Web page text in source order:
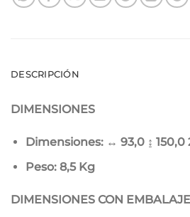
DESCRIPCIÓN
DIMENSIONES
Dimensiones: ↔ 93,0 ↨ 150,0
Peso: 8,5 Kg
DIMENSIONES CON EMBALAJE